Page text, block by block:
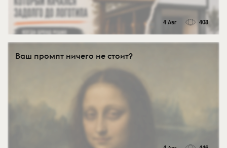
4 Авг 408
Ваш промпт ничего не стоит?